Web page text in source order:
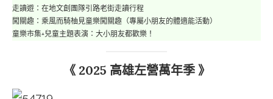
走讀遊：在地文創團隊引路老街走讀行程
闖關趣：乘風而騎柚見童樂闖關趣（專屬小朋友的體適能活動）
童樂市集+兒童主題表演：大小朋友都歡樂！
《 2025 高雄左營萬年季 》